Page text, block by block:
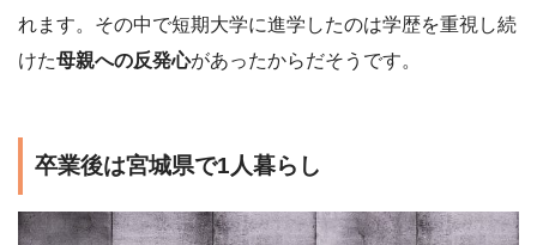
れます。その中で短期大学に進学したのは学歴を重視し続
けた母親への反発心があったからだそうです。
卒業後は宮城県で1人暮らし